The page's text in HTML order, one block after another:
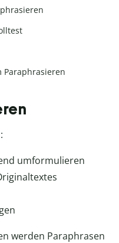
Paraphrasieren
umformulieren
werden Paraphrasen